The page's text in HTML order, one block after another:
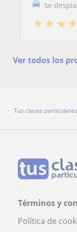
Se
★★ ★★
Ver todos los
Tus clases particulares
Términos y
Política de